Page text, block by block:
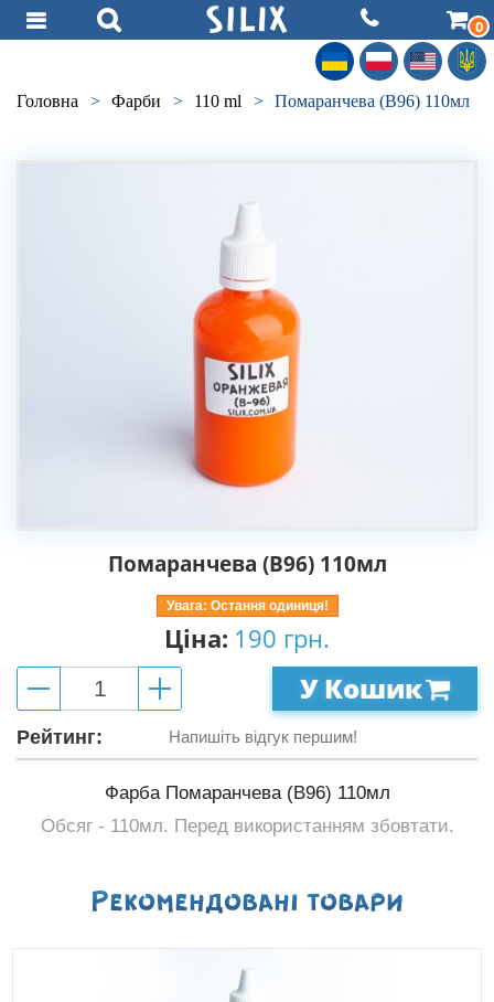
0
Головна > Фарби > 110 ml > Помаранчева (B96) 110мл
Помаранчева (B96) 110мл
Увага: Остання одиниця!
Ціна: 190 грн.
У Кошик
Рейтинг: Напишіть відгук першим!
Фарба Помаранчева (B96) 110мл
Обсяг - 110мл. Перед використанням збовтати.
Рекомендованi товари